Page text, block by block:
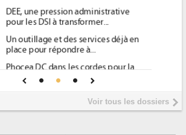
DEE, une pression administrative
pour les DSI à transformer...
Un outillage et des services déjà en
place pour répondre à...
Phocea DC dans les cordes pour la
Interview de Fabrice Coquio,
président de Digital Realty...
soutient les...
Voir tous les dossiers